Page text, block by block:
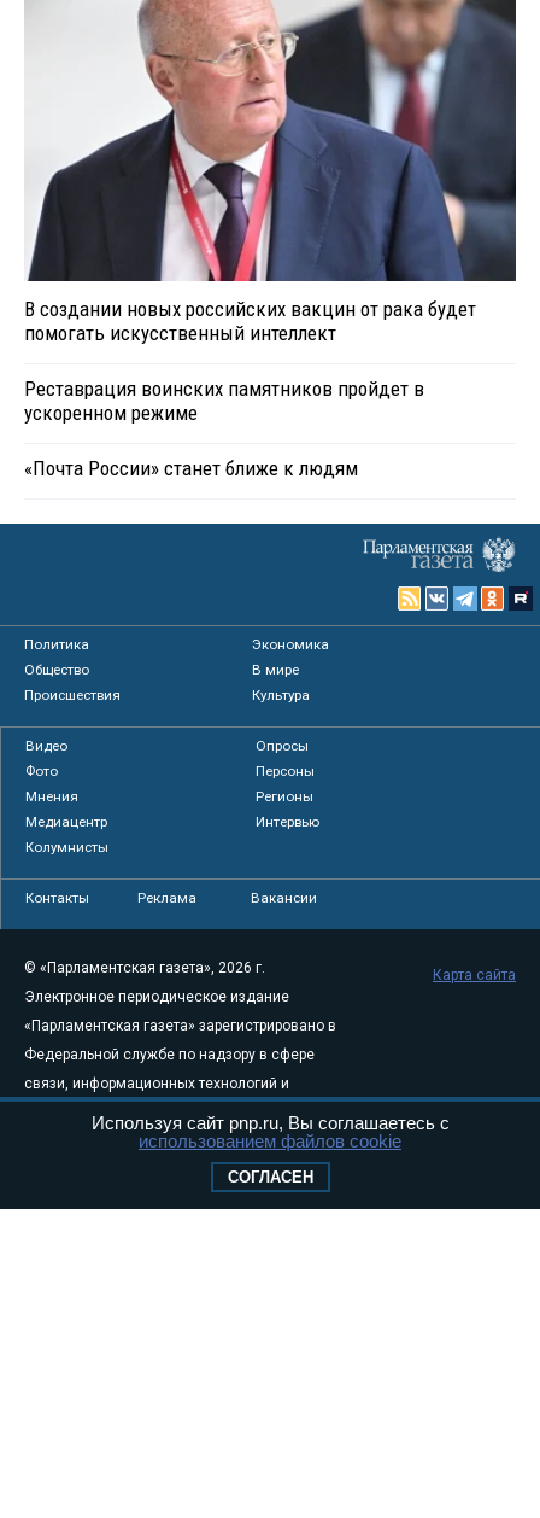
В создании новых российских вакцин от рака будет
помогать искусственный интеллект
Реставрация воинских памятников пройдет в
ускоренном режиме
«Почта России» станет ближе к людям
Политика
Экономика
Общество
В мире
Происшествия
Культура
Видео
Опросы
Фото
Персоны
Мнения
Регионы
Медиацентр
Интервью
Колумнисты
Контакты Реклама Вакансии
© «Парламентская газета», 2026 г.
Электронное периодическое издание
«Парламентская газета» зарегистрировано в
Федеральной службе по надзору в сфере
связи, информационных технологий и
августа 2011 года. 18+
Свидетельство о регистрации Эл № ФС77-
Карта сайта
Используя сайт pnp.ru, Вы соглашаетесь с
использованием файлов cookie
СОГЛАСЕН